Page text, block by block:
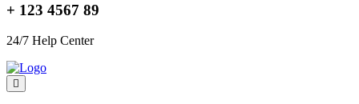
+ 123 4567 89
24/7 Help Center